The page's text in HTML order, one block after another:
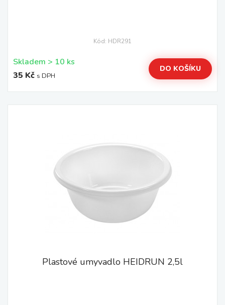
Kód: HDR291
Skladem > 10 ks
35 Kč s DPH
DO KOŠÍKU
Plastové umyvadlo HEIDRUN 2,5l